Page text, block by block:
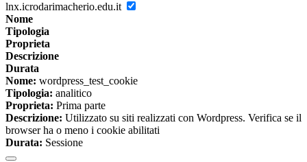
lnx.icrodarimacherio.edu.it
Nome
Tipologia
Proprieta
Descrizione
Durata
Nome: wordpress_test_cookie
Tipologia: analitico
Proprieta: Prima parte
Descrizione: Utilizzato su siti realizzati con Wordpress. Verifica se il
browser ha o meno i cookie abilitati
Durata: Sessione